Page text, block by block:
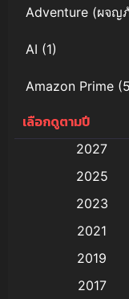
Adventure (ผจญ
AI (1)
Amazon Prime
Anal (ประตูหลัง)
Animation การ์ตูน
Animation อนิเมะ
เลือกดูตามปี
2027
2025
2023
2021
2019
2017